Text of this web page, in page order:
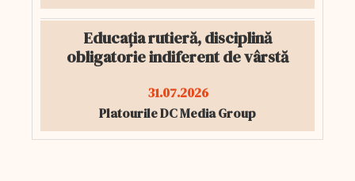
Educația rutieră, disciplină
obligatorie indiferent de vârstă
31.07.2026
Platourile DC Media Group